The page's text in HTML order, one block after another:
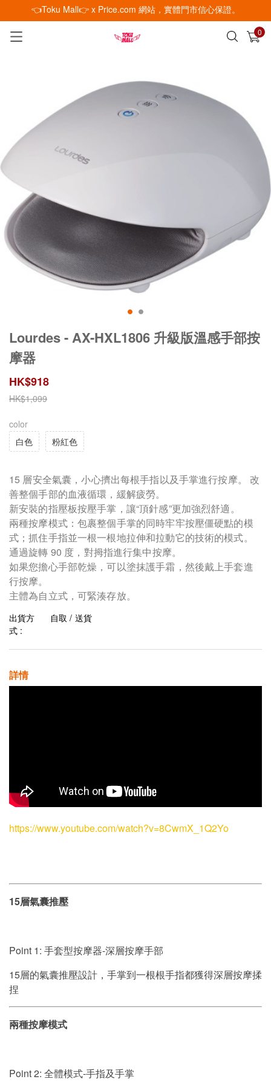
👈Toku Mall👉 x Price.com 網站，實體門市信心保證。
0
已加入購物車 查看
Lourdes - AX-HXL1806 升級版溫感手部按
摩器
HK$918
HK$1,099
color
白色
粉紅色
15 層安全氣囊，小心擠出每根手指以及手掌進行按摩。 改
善整個手部的血液循環，緩解疲勞。
新安裝的指壓板按壓手掌，讓“頂針感”更加強烈舒適。
兩種按摩模式：包裹整個手掌的同時牢牢按壓僵硬點的模
式；抓住手指並一根一根地拉伸和拉動它的技術的模式。
通過旋轉 90 度，對拇指進行集中按摩。
如果您擔心手部乾燥，可以塗抹護手霜，然後戴上手套進
行按摩。
主體為自立式，可緊湊存放。
出貨方
式 :
自取 / 送貨
詳情
https://www.youtube.com/watch?v=8CwmX_1Q2Yo
15層氣囊推壓
Point 1: 手套型按摩器-深層按摩手部
15層的氣囊推壓設計，手掌到一根根手指都獲得深層按摩揉
捏
兩種按摩模式
Point 2: 全體模式-手指及手掌